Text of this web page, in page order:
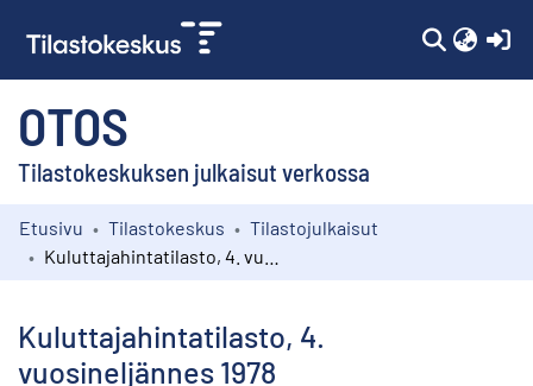
OTOS
Tilastokeskuksen julkaisut verkossa
Kokoelmat
Etusivu Tilastokeskus
Tilastojulkaisut
Kuluttajahintatilasto, 4.
vuosineljännes 1978